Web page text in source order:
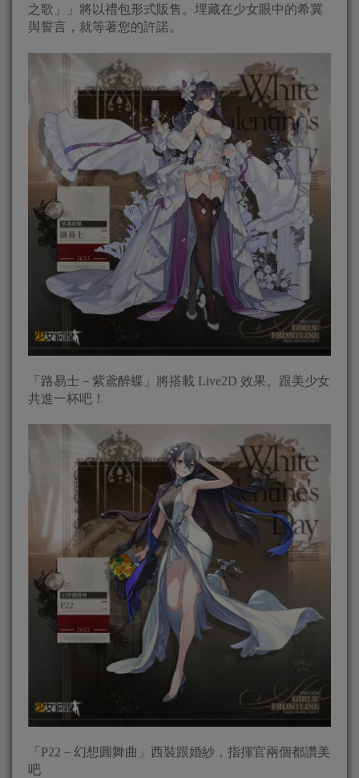
之歌」」將以禮包形式販售。埋藏在少女眼中的希冀
與誓言，就等著您的許諾。
「路易士－紫鳶醉蝶」將搭載 Live2D 效果。跟美少女
共進一杯吧！
「P22－幻想圓舞曲」西裝跟婚紗，指揮官兩個都讚美
吧